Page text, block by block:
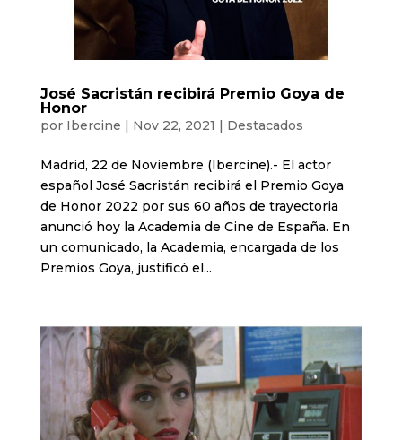
José Sacristán recibirá Premio Goya de
Honor
por Ibercine Nov 22, 2021 Destacados
Madrid, 22 de Noviembre (Ibercine).- El actor
español José Sacristán recibirá el Premio Goya
de Honor 2022 por sus 60 años de trayectoria
anunció hoy la Academia de Cine de España. En
un comunicado, la Academia, encargada de los
Premios Goya, justificó el...